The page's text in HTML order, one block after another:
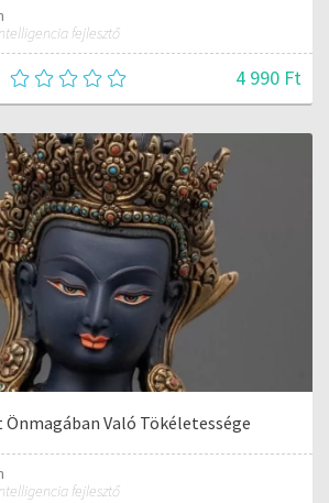
fejlesztő
4 990 Ft
Önmagában Való Tökéletessége
fejlesztő